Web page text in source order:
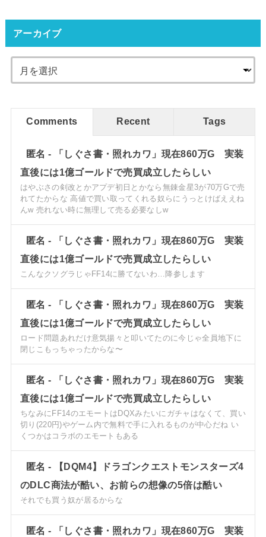
アーカイブ
Comments Recent Tags
匿名-
「しぐさ書・照れカワ」現在860万G 実装
直後には1億ゴールドで売買成立したらしい
はやぶさの剣改とかアプデ初日とかなら無錬金星3が70万Gで売
れてたからな 高値で買い取ってくれる奴らにうっとけばええね
んw 売れない時に無理して売る必要なしw
匿名-
「しぐさ書・照れカワ」現在860万G 実装
直後には1億ゴールドで売買成立したらしい
こんなクソグラじゃFF14に勝てないわ…降参します
匿名-
「しぐさ書・照れカワ」現在860万G 実装
直後には1億ゴールドで売買成立したらしい
ロード問題あれだけ意気揚々と叩いてたのに今じゃ全員地下に
閉じこもっちゃったからな〜
匿名-
「しぐさ書・照れカワ」現在860万G 実装
直後には1億ゴールドで売買成立したらしい
ちなみにFF14のエモートはDQXみたいにガチャはなくて、買い
切り(220円)やゲーム内で無料で手に入れるものが中心だね い
くつかはコラボのエモートもある
匿名-
【DQM4】ドラゴンクエストモンスターズ4
のDLC商法が酷い、お前らの想像の5倍は酷い
それでも買う奴が居るからな
匿名-
「しぐさ書・照れカワ」現在860万G 実装